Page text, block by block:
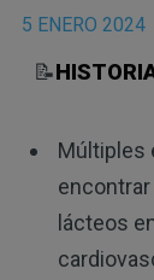
5 ENERO 2024
📝
Múltiples
lácteos